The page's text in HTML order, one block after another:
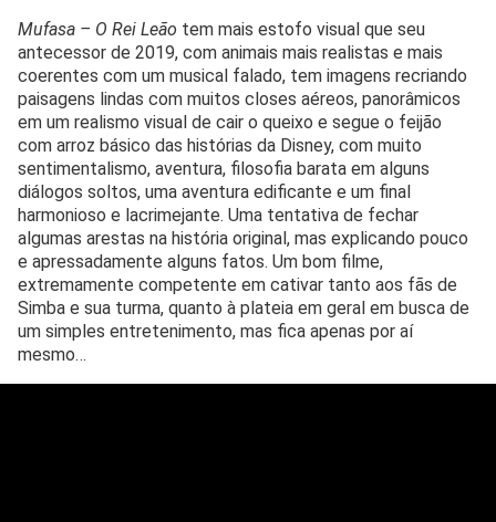
Mufasa – O Rei Leão tem mais estofo visual que seu
antecessor de 2019, com animais mais realistas e mais
coerentes com um musical falado, tem imagens recriando
paisagens lindas com muitos closes aéreos, panorâmicos
em um realismo visual de cair o queixo e segue o feijão
com arroz básico das histórias da Disney, com muito
sentimentalismo, aventura, filosofia barata em alguns
diálogos soltos, uma aventura edificante e um final
harmonioso e lacrimejante. Uma tentativa de fechar
algumas arestas na história original, mas explicando pouco
e apressadamente alguns fatos. Um bom filme,
extremamente competente em cativar tanto aos fãs de
Simba e sua turma, quanto à plateia em geral em busca de
um simples entretenimento, mas fica apenas por aí
mesmo…